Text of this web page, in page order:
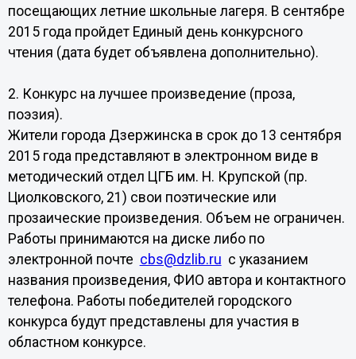
посещающих летние школьные лагеря. В сентябре
2015 года пройдет Единый день конкурсного
чтения (дата будет объявлена дополнительно).
2. Конкурс на лучшее произведение (проза,
поэзия).
Жители города Дзержинска в срок до 13 сентября
2015 года представляют в электронном виде в
методический отдел ЦГБ им. Н. Крупской (пр.
Циолковского, 21) свои поэтические или
прозаические произведения. Объем не ограничен.
Работы принимаются на диске либо по
электронной почте cbs@dzlib.ru с указанием
названия произведения, ФИО автора и контактного
телефона. Работы победителей городского
конкурса будут представлены для участия в
областном конкурсе.